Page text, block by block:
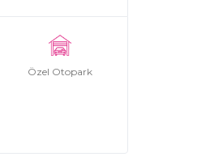
Özel Otopark